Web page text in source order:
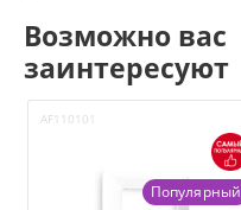
Возможно вас
заинтересуют
AF110101
Популярный